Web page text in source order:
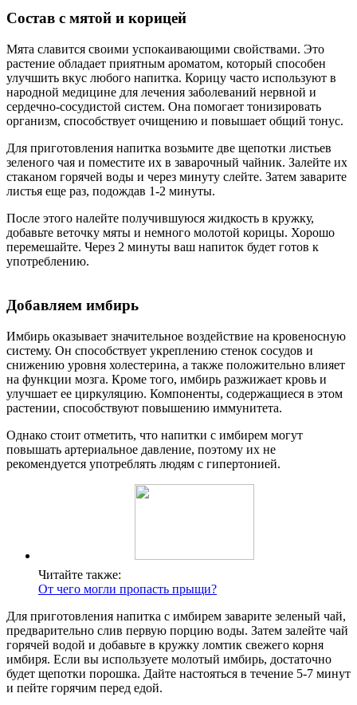
Состав с мятой и корицей
Мята славится своими успокаивающими свойствами. Это
растение обладает приятным ароматом, который способен
улучшить вкус любого напитка. Корицу часто используют в
народной медицине для лечения заболеваний нервной и
сердечно-сосудистой систем. Она помогает тонизировать
организм, способствует очищению и повышает общий тонус.
Для приготовления напитка возьмите две щепотки листьев
зеленого чая и поместите их в заварочный чайник. Залейте их
стаканом горячей воды и через минуту слейте. Затем заварите
листья еще раз, подождав 1-2 минуты.
После этого налейте получившуюся жидкость в кружку,
добавьте веточку мяты и немного молотой корицы. Хорошо
перемешайте. Через 2 минуты ваш напиток будет готов к
употреблению.
Добавляем имбирь
Имбирь оказывает значительное воздействие на кровеносную
систему. Он способствует укреплению стенок сосудов и
снижению уровня холестерина, а также положительно влияет
на функции мозга. Кроме того, имбирь разжижает кровь и
улучшает ее циркуляцию. Компоненты, содержащиеся в этом
растении, способствуют повышению иммунитета.
Однако стоит отметить, что напитки с имбирем могут
повышать артериальное давление, поэтому их не
рекомендуется употреблять людям с гипертонией.
Читайте также:
От чего могли пропасть прыщи?
Для приготовления напитка с имбирем заварите зеленый чай,
предварительно слив первую порцию воды. Затем залейте чай
горячей водой и добавьте в кружку ломтик свежего корня
имбиря. Если вы используете молотый имбирь, достаточно
будет щепотки порошка. Дайте настояться в течение 5-7 минут
и пейте горячим перед едой.